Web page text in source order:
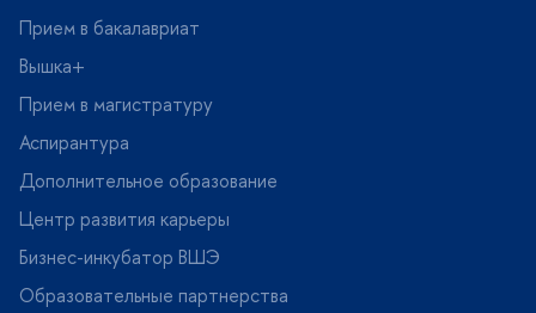
Прием в бакалавриат
ышка+
Прием в магистратуру
Аспирантура
Дополнительное образование
Центр развития карьеры
Бизнес-инкубатор ВШЭ
Образовательные партнерства